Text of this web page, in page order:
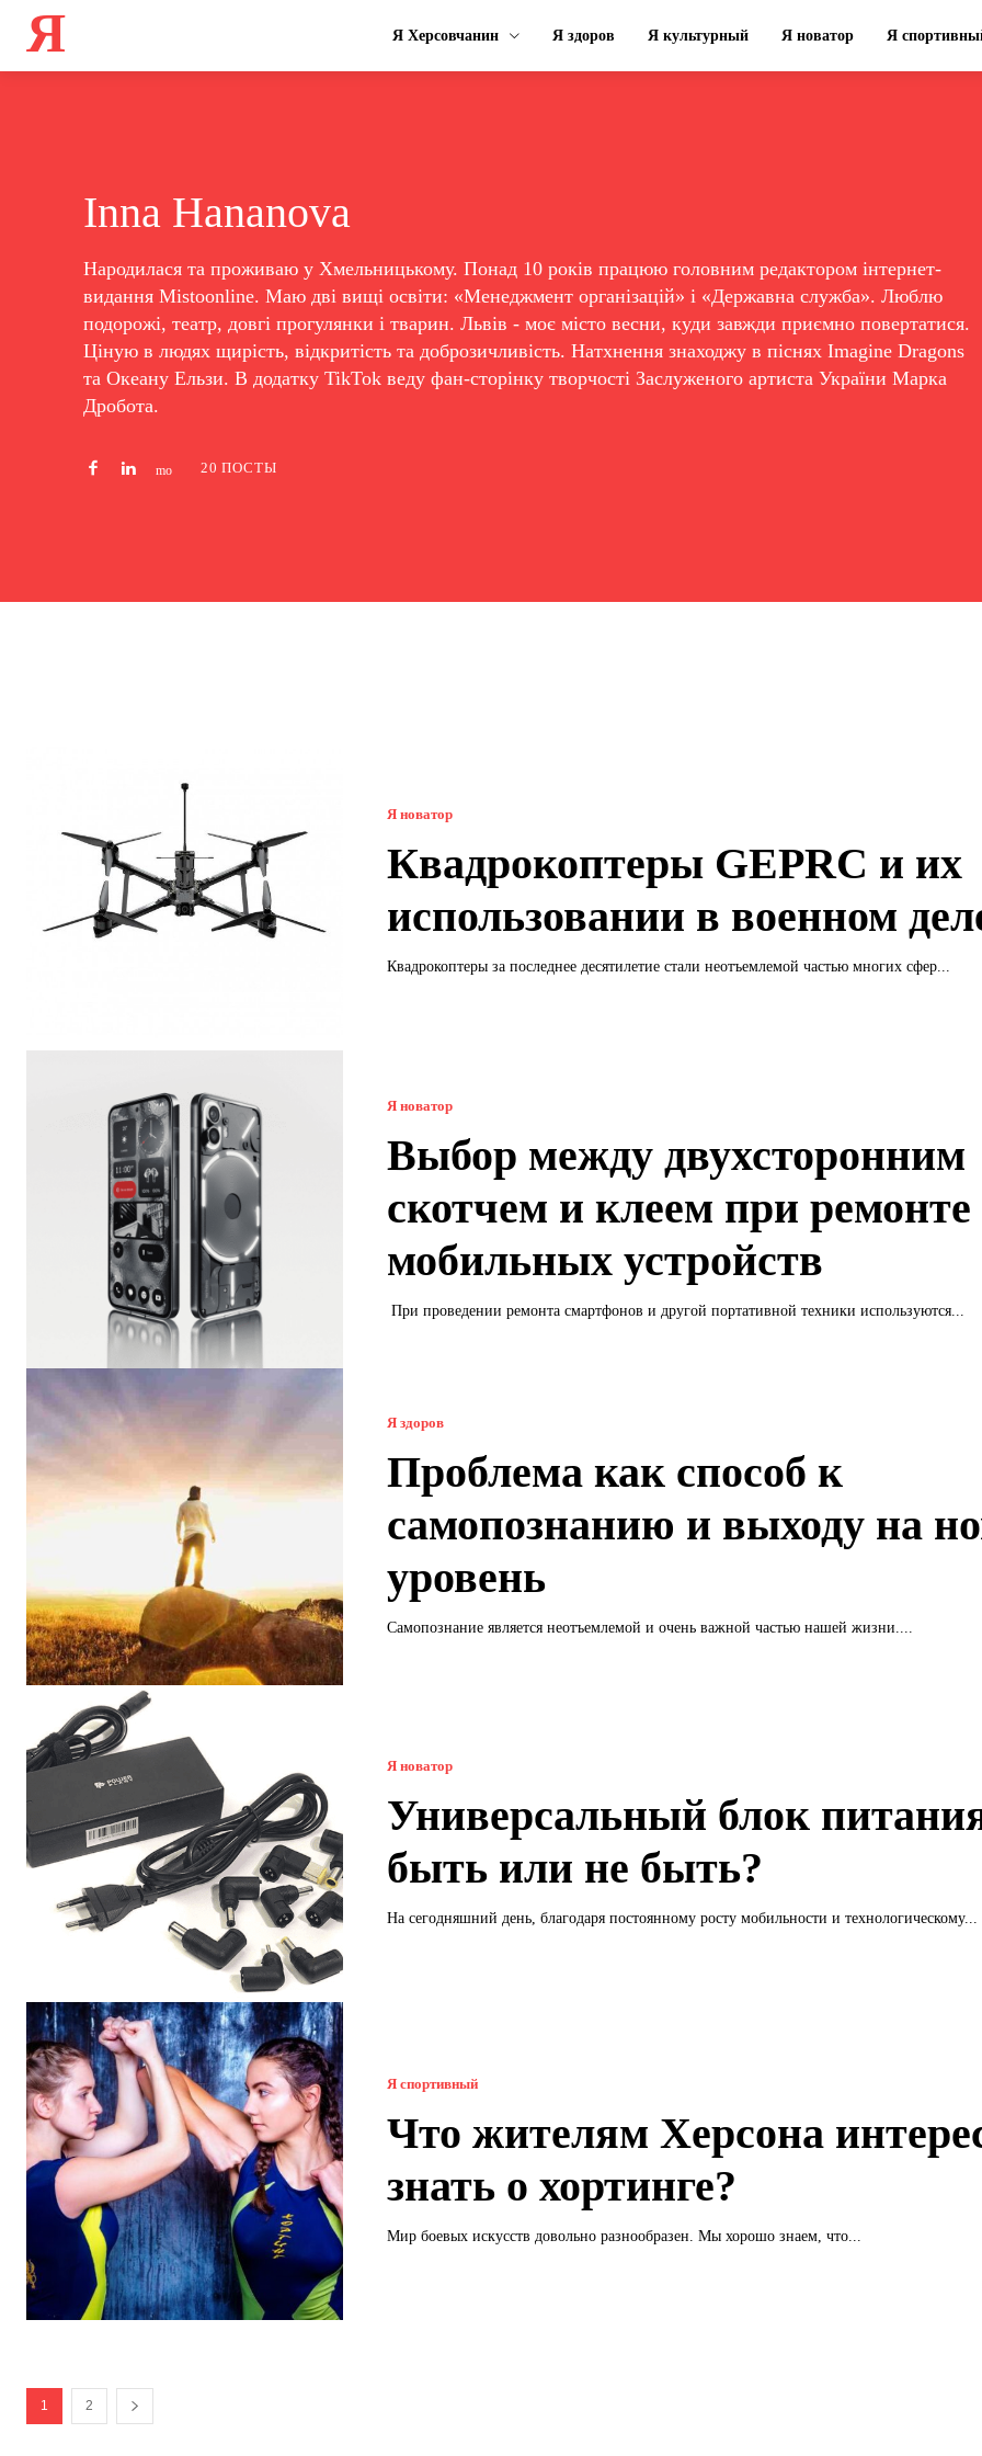
Я Я Херсовчанин Я здоров Я культурный Я новатор Я
Inna Hananova
Народилася та проживаю у Хмельницькому. Понад 10 років працюю головним редактором інтернет-
видання Mistoonline. Маю дві вищі освіти: «Менеджмент організацій» і «Державна служба». Люблю
подорожі, театр, довгі прогулянки і тварин. Львів - моє місто весни, куди завжди приємно повертатися.
Ціную в людях щирість, відкритість та доброзичливість. Натхнення знаходжу в піснях Imagine Dragons
та Океану Ельзи. В додатку TikTok веду фан-сторінку творчості Заслуженого артиста України Марка
Дробота.
20 ПОСТЫ
Я новатор
Квадрокоптеры GEPRC и их
использовании в военном
Квадрокоптеры за последнее десятилетие стали неотъемлемой частью многих сфер...
Я новатор
Выбор между двухсторонним
скотчем и клеем при ремонте
мобильных устройств
При проведении ремонта смартфонов и другой портативной техники используются...
Я здоров
Проблема как способ к
самопознанию и выходу на
уровень
Самопознание является неотъемлемой и очень важной частью нашей жизни....
Я новатор
Универсальный блок
быть или не быть?
На сегодняшний день, благодаря постоянному росту мобильности и технологическому...
Я спортивный
Что жителям Херсона
знать о хортинге?
Мир боевых искусств довольно разнообразен. Мы хорошо знаем, что...
1 2